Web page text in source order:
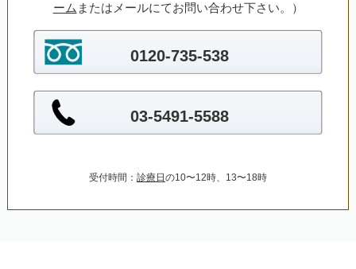
ーム またはメールにてお問い合わせ下さい。）
0120-735-538
03-5491-5588
受付時間： 診療日 の10〜12時、13〜18時